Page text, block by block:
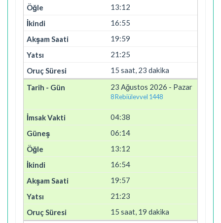
13:12
16:55
19:59
21:25
15 saat, 23 dakika
23 Ağustos 2026 - Pazar
8 Rebiülevvel 1448
04:38
06:14
13:12
16:54
19:57
21:23
15 saat, 19 dakika